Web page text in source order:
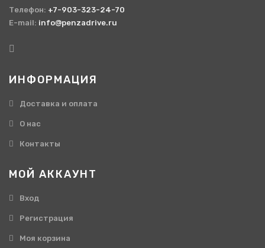
Телефон: +7-903-323-24-70
E-mail: info@penzadrive.ru
ИНФОРМАЦИЯ
Доставка и оплата
О нас
Контакты
МОЙ АККАУНТ
Вход
Регистрация
Моя корзина